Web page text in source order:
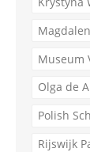
Museum
Olga de
Polish
Rijswijk